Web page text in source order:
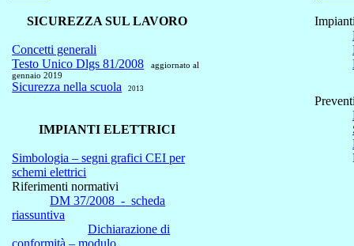
SICUREZZA SUL LAVORO
Concetti generali
Testo Unico Dlgs 81/2008
aggiornato al
gennaio 2019
Sicurezza nella scuola
2013
IMPIANTI ELETTRICI
Simbologia – segni grafici CEI per
schemi elettrici
Riferimenti normativi
DM 37/2008 - scheda
riassuntiva
Dichiarazione di
conformità – modulo